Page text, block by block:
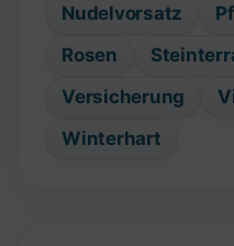
Nudelvorsatz
Rosen
Versicherung
Winterhart